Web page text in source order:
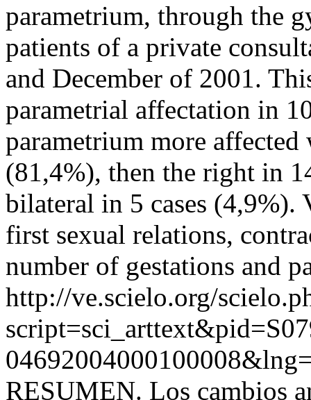
parametrium, through the
patients of a private
and December of 2001.
parametrial affectation in
parametrium more
(81,4%), then the right in
bilateral in 5 cases (4,9%).
first sexual relations,
number of gestations and
http://ve.scielo.org/
RESUMEN. Los cambios